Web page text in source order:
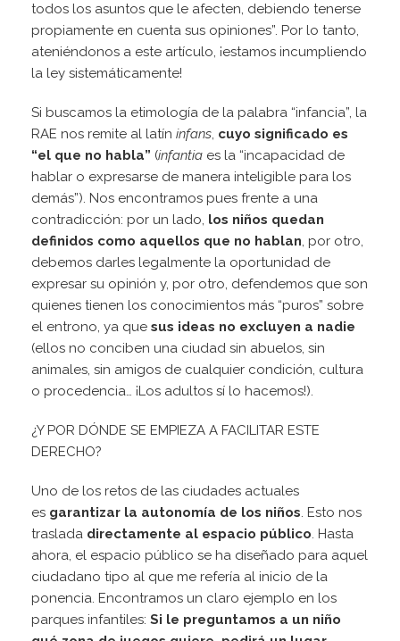
todos los asuntos que le afecten, debiendo tenerse
propiamente en cuenta sus opiniones”. Por lo tanto,
ateniéndonos a este artículo, ¡estamos incumpliendo
la ley sistemáticamente!
Si buscamos la etimología de la palabra “infancia”, la
RAE nos remite al latín infans, cuyo significado es
“el que no habla” (infantia es la “incapacidad de
hablar o expresarse de manera inteligible para los
demás”). Nos encontramos pues frente a una
contradicción: por un lado, los niños quedan
definidos como aquellos que no hablan, por otro,
debemos darles legalmente la oportunidad de
expresar su opinión y, por otro, defendemos que son
quienes tienen los conocimientos más “puros” sobre
el entrono, ya que sus ideas no excluyen a nadie
(ellos no conciben una ciudad sin abuelos, sin
animales, sin amigos de cualquier condición, cultura
o procedencia… ¡Los adultos sí lo hacemos!).
¿Y POR DÓNDE SE EMPIEZA A FACILITAR ESTE
DERECHO?
Uno de los retos de las ciudades actuales
es garantizar la autonomía de los niños. Esto nos
traslada directamente al espacio público. Hasta
ahora, el espacio público se ha diseñado para aquel
ciudadano tipo al que me refería al inicio de la
ponencia. Encontramos un claro ejemplo en los
parques infantiles: Si le preguntamos a un niño